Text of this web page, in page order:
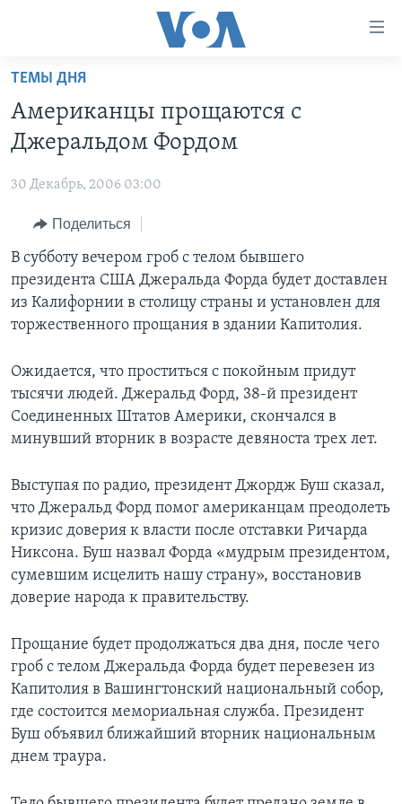
Перейти
основной
контент
Перейти
навигации
Перейти
поиск
ПРОГРАММЫ
НОВОСТИ ЗА МИНУТУ
ИТОГИ
ПОЧЕМУ ЭТО ВАЖНО?
ДИСКУССИЯ VOA
ДЕТАЛИ
АМЕРИКА. БОЛЬШОЕ ПУТЕШЕСТВИЕ
ПРОЕКТЫ
УЧИМ АНГЛИЙСКИЙ
НАША АМЕРИКАНСКАЯ ИСТОРИЯ
А КАК В АМЕРИКЕ?
АРТЕФАКТЫ
АМЕРИКАНСКИЕ ГОРОДКИ
ЭКСПЕРТИЗА
ИНТЕРВЬЮ
ФАКТЫ ПРОТИВ ФЕЙКОВ
ЗА СВОБОДУ ПРЕССЫ
УЧИМ АНГЛИЙСКИЙ
ПОДПИСКА НА НОВОСТИ
Learning English
СОЦИАЛЬНЫЕ СЕТИ
ТЕМЫ ДНЯ
Американцы прощаются с
Джеральдом Фордом
30 Декабрь, 2006 03:00
Поделиться
В субботу вечером гроб с телом бывшего
президента США Джеральда Форда будет доставлен
из Калифорнии в столицу страны и установлен для
торжественного прощания в здании Капитолия.
Ожидается, что проститься с покойным придут
тысячи людей. Джеральд Форд, 38-й президент
Соединенных Штатов Америки, скончался в
минувший вторник в возрасте девяноста трех лет.
Выступая по радио, президент Джордж Буш сказал,
что Джеральд Форд помог американцам преодолеть
кризис доверия к власти после отставки Ричарда
Никсона. Буш назвал Форда «мудрым президентом,
сумевшим исцелить нашу страну», восстановив
доверие народа к правительству.
Прощание будет продолжаться два дня, после чего
гроб с телом Джеральда Форда будет перевезен из
Капитолия в Вашингтонский национальный собор,
где состоится мемориальная служба. Президент
Буш объявил ближайший вторник национальным
днем траура.